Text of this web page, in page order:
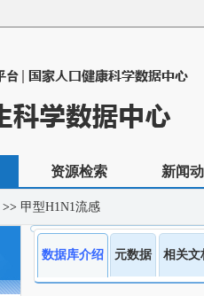
资源检索 新闻
>> 甲型H1N1流感
数据库介绍 元数据 相关文